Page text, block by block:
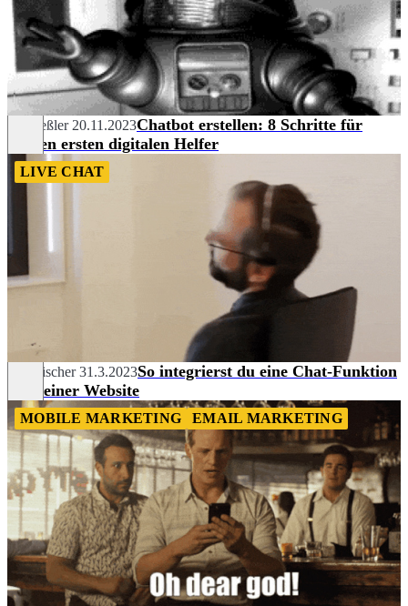
Pia Heßler 20.11.2023Chatbot erstellen: 8 Schritte für
Deinen ersten digitalen Helfer
LIVE CHAT
Tim Fischer 31.3.2023So integrierst du eine Chat-Funktion
auf deiner Website
MOBILE MARKETING EMAIL MARKETING